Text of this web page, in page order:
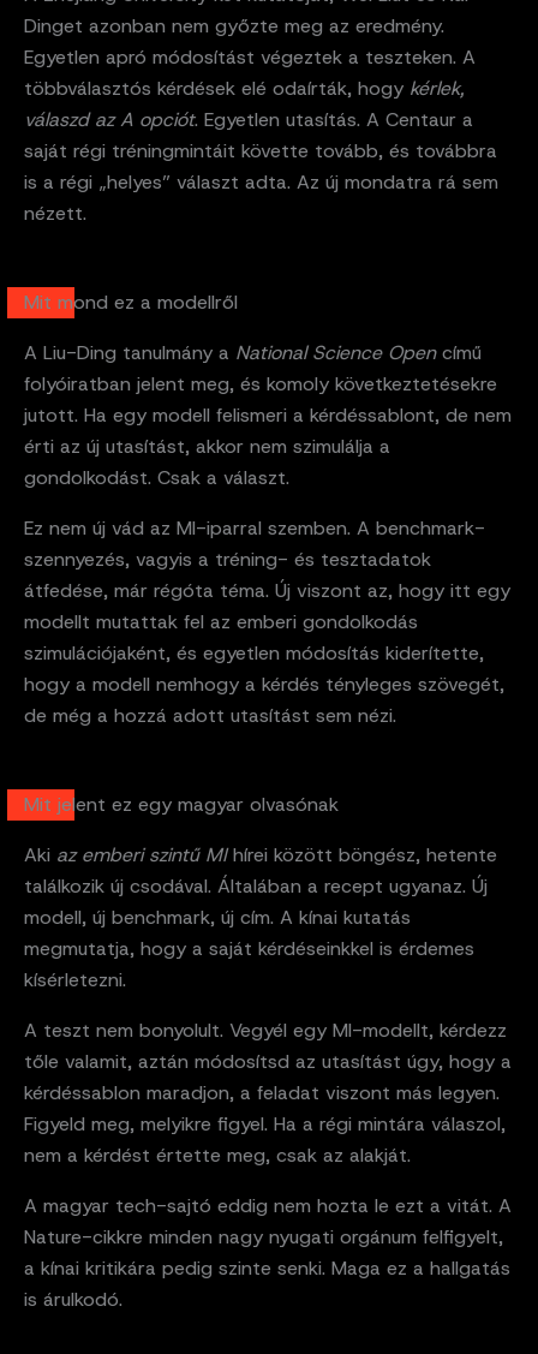
Dinget azonban nem győzte meg az eredmény.
Egyetlen apró módosítást végeztek a teszteken. A
többválasztós kérdések elé odaírták, hogy kérlek,
válaszd az A opciót. Egyetlen utasítás. A Centaur a
saját régi tréningmintáit követte tovább, és továbbra
is a régi „helyes” választ adta. Az új mondatra rá sem
nézett.
Mit mond ez a modellről
A Liu-Ding tanulmány a National Science Opencímű
folyóiratban jelent meg, és komoly következtetésekre
jutott. Ha egy modell felismeri a kérdéssablont, de nem
érti az új utasítást, akkor nem szimulálja a
gondolkodást. Csak a választ.
Ez nem új vád az MI-iparral szemben. A benchmark-
szennyezés, vagyis a tréning- és tesztadatok
átfedése, már régóta téma. Új viszont az, hogy itt egy
modellt mutattak fel az emberi gondolkodás
szimulációjaként, és egyetlen módosítás kiderítette,
hogy a modell nemhogy a kérdés tényleges szövegét,
de még a hozzá adott utasítást sem nézi.
Mit jelent ez egy magyar olvasónak
Aki az emberi szintű MIhírei között böngész, hetente
találkozik új csodával. Általában a recept ugyanaz. Új
modell, új benchmark, új cím. A kínai kutatás
megmutatja, hogy a saját kérdéseinkkel is érdemes
kísérletezni.
A teszt nem bonyolult. Vegyél egy MI-modellt, kérdezz
tőle valamit, aztán módosítsd az utasítást úgy, hogy a
kérdéssablon maradjon, a feladat viszont más legyen.
Figyeld meg, melyikre figyel. Ha a régi mintára válaszol,
nem a kérdést értette meg, csak az alakját.
A magyar tech-sajtó eddig nem hozta le ezt a vitát. A
Nature-cikkre minden nagy nyugati orgánum felfigyelt,
a kínai kritikára pedig szinte senki. Maga ez a hallgatás
is árulkodó.